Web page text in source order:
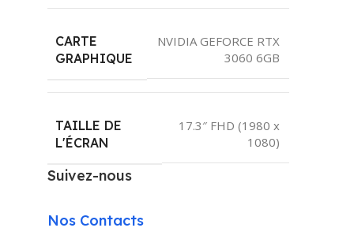
CARTE
GRAPHIQUE
NVIDIA GEFORCE RTX
3060 6GB
TAILLE DE
L'ÉCRAN
17.3″ FHD (1980 x
1080)
Suivez-nous
Nos Contacts